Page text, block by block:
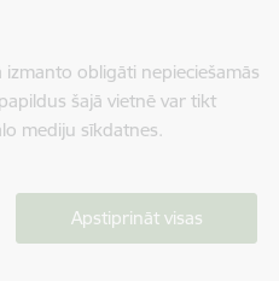
obligāti nepieciešamās
šajā vietnē var tikt
mediju sīkdatnes.
Apstiprināt visas